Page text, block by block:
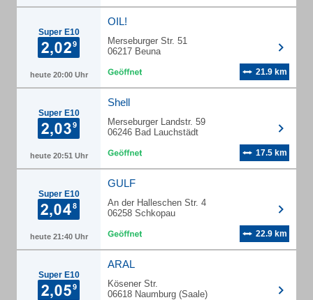
Super E10
heute 20:00 Uhr
OIL!
Merseburger Str. 51
06217 Beuna
21.9 km
Super E10
heute 20:51 Uhr
Shell
Merseburger Landstr. 59
06246 Bad Lauchstädt
17.5 km
Super E10
heute 21:40 Uhr
GULF
An der Halleschen Str. 4
06258 Schkopau
22.9 km
Super E10
ARAL
Kösener Str.
06618 Naumburg (Saale)